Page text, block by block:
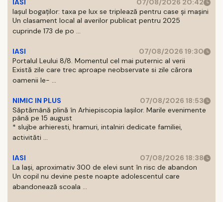
IASI
07/08/2026 20:42
Iașul bogaților: taxa pe lux se triplează pentru case și mașini
Un clasament local al averilor publicat pentru 2025
cuprinde 173 de po ...
IASI
07/08/2026 19:30
Portalul Leului 8/8. Momentul cel mai puternic al verii
Există zile care trec aproape neobservate si zile cărora
oamenii le- ...
NIMIC IN PLUS
07/08/2026 18:53
Săptămână plină în Arhiepiscopia Iașilor. Marile evenimente
până pe 15 august
* slujbe arhieresti, hramuri, intalniri dedicate familiei,
activităti ...
IASI
07/08/2026 18:38
La Iași, aproximativ 300 de elevi sunt în risc de abandon
Un copil nu devine peste noapte adolescentul care
abandonează scoala ...